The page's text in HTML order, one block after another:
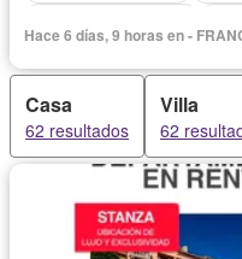
Cocina equipada
Electricidad
Elevador
Internet
Recámara con
Vista panorámica
Wifi
Hace 6 días, 9 horas en -
Casa
62 resultados
Villa
62